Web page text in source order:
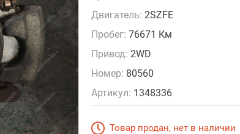
Двигатель: 2SZFE
Пробег: 76671 Км
Привод: 2WD
Номер: 80560
Артикул: 1348336
Товар продан, нет в наличии